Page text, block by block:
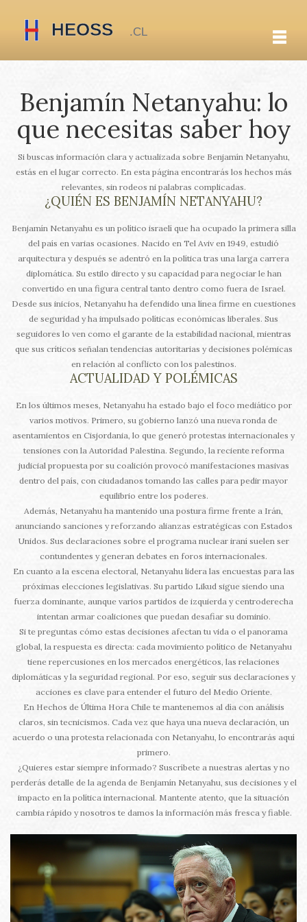
Benjamín Netanyahu: lo
que necesitas saber hoy
Si buscas información clara y actualizada sobre Benjamín Netanyahu,
estás en el lugar correcto. En esta página encontrarás los hechos más
relevantes, sin rodeos ni palabras complicadas.
¿QUIÉN ES BENJAMÍN NETANYAHU?
Benjamín Netanyahu es un político israelí que ha ocupado la primera silla
del país en varias ocasiones. Nacido en Tel Aviv en 1949, estudió
arquitectura y después se adentró en la política tras una larga carrera
diplomática. Su estilo directo y su capacidad para negociar le han
convertido en una figura central tanto dentro como fuera de Israel.
Desde sus inicios, Netanyahu ha defendido una línea firme en cuestiones
de seguridad y ha impulsado políticas económicas liberales. Sus
seguidores lo ven como el garante de la estabilidad nacional, mientras
que sus críticos señalan tendencias autoritarias y decisiones polémicas
en relación al conflicto con los palestinos.
ACTUALIDAD Y POLÉMICAS
En los últimos meses, Netanyahu ha estado bajo el foco mediático por
varios motivos. Primero, su gobierno lanzó una nueva ronda de
asentamientos en Cisjordania, lo que generó protestas internacionales y
tensiones con la Autoridad Palestina. Segundo, la reciente reforma
judicial propuesta por su coalición provocó manifestaciones masivas
dentro del país, con ciudadanos tomando las calles para pedir mayor
equilibrio entre los poderes.
Además, Netanyahu ha mantenido una postura firme frente a Irán,
anunciando sanciones y reforzando alianzas estratégicas con Estados
Unidos. Sus declaraciones sobre el programa nuclear iraní suelen ser
contundentes y generan debates en foros internacionales.
En cuanto a la escena electoral, Netanyahu lidera las encuestas para las
próximas elecciones legislativas. Su partido Likud sigue siendo una
fuerza dominante, aunque varios partidos de izquierda y centroderecha
intentan armar coaliciones que puedan desafiar su dominio.
Si te preguntas cómo estas decisiones afectan tu vida o el panorama
global, la respuesta es directa: cada movimiento político de Netanyahu
tiene repercusiones en los mercados energéticos, las relaciones
diplomáticas y la seguridad regional. Por eso, seguir sus declaraciones y
acciones es clave para entender el futuro del Medio Oriente.
En Hechos de Última Hora Chile te mantenemos al día con análisis
claros, sin tecnicismos. Cada vez que haya una nueva declaración, un
acuerdo o una protesta relacionada con Netanyahu, lo encontrarás aquí
primero.
¿Quieres estar siempre informado? Suscríbete a nuestras alertas y no
perderás detalle de la agenda de Benjamín Netanyahu, sus decisiones y el
impacto en la política internacional. Mantente atento, que la situación
cambia rápido y nosotros te damos la información más fresca y fiable.